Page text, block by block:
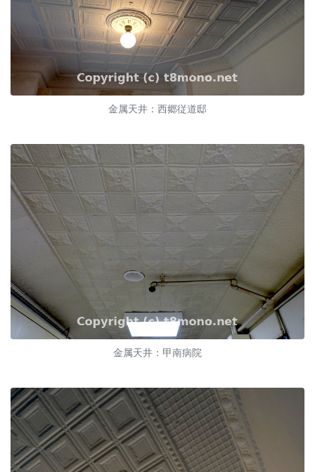
金属天井：西郷従道邸
金属天井：甲南病院